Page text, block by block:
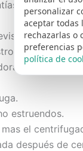
eludiendo
su
servicio
para
estruendos.
el
después de
personalizar
aceptar todas
rechazarlas o
preferencias
política de